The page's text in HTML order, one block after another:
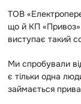
ТОВ
що й КП
виступає такий
Ми спробували
є тільки одна
займається